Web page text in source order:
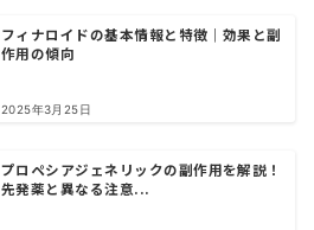
フィナロイドの基本情報と特徴｜効果と副
作用の傾向
2025年3月25日
プロペシアジェネリックの副作用を解説！
先発薬と異なる注意...